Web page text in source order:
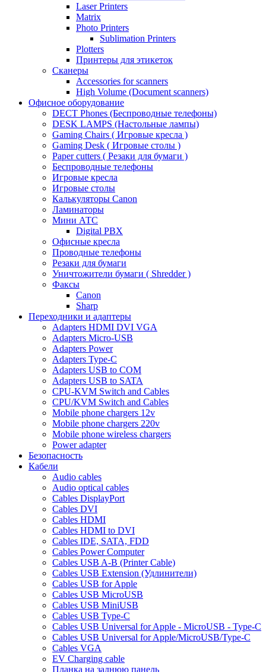
Laser Printers
Matrix
Photo Printers
Sublimation Printers
Plotters
Принтеры для этикеток
Сканеры
Accessories for scanners
High Volume (Document scanners)
Офисное оборудование
DECT Phones (Беспроводные телефоны)
DESK LAMPS (Настольные лампы)
Gaming Chairs ( Игровые кресла )
Gaming Desk ( Игровые столы )
Paper cutters ( Резаки для бумаги )
Беспроводные телефоны
Игровые кресла
Игровые столы
Калькуляторы Canon
Ламинаторы
Мини АТС
Digital PBX
Офисные кресла
Проводные телефоны
Резаки для бумаги
Уничтожители бумаги ( Shredder )
Факсы
Canon
Sharp
Переходники и адаптеры
Adapters HDMI DVI VGA
Adapters Micro-USB
Adapters Power
Adapters Type-C
Adapters USB to COM
Adapters USB to SATA
CPU-KVM Switch and Cables
CPU/KVM Switch and Cables
Mobile phone chargers 12v
Mobile phone chargers 220v
Mobile phone wireless chargers
Power adapter
Безопасность
Кабели
Audio cables
Audio optical cables
Cables DisplayPort
Cables DVI
Cables HDMI
Cables HDMI to DVI
Cables IDE, SATA, FDD
Cables Power Computer
Cables USB A-B (Printer Cable)
Cables USB Extension (Удлинители)
Cables USB for Apple
Cables USB MicroUSB
Cables USB MiniUSB
Cables USB Type-C
Cables USB Universal for Apple - MicroUSB - Type-C
Cables USB Universal for Apple/MicroUSB/Type-C
Cables VGA
EV Charging cable
Планка на заднюю панель